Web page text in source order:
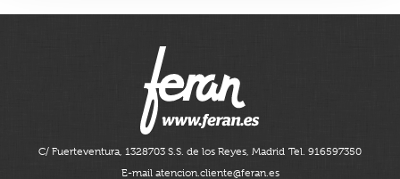
C/ Fuerteventura, 1328703 S.S. de los Reyes, Madrid Tel. 916597350
E-mail atencion.cliente@feran.es